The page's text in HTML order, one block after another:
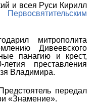
и всея Руси Кирилл
Первосвятительским
митрополита
Дивеевского
панагию и крест,
преставления
Владимира.
передал
«Знамение».